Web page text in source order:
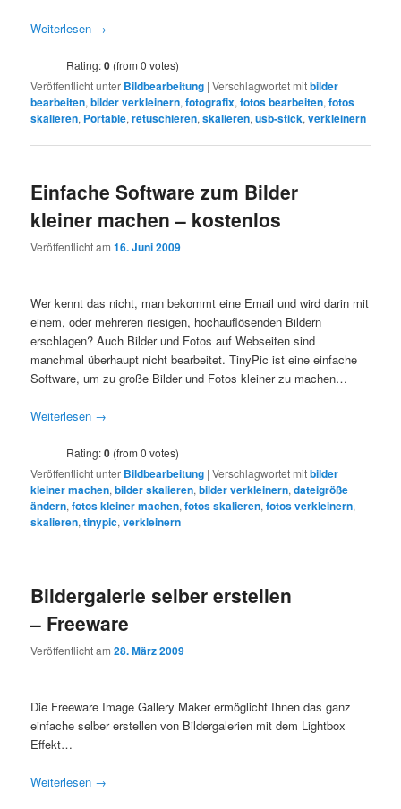
Weiterlesen →
Rating:0 (from 0 votes)
Veröffentlicht unter Bildbearbeitung |Verschlagwortet mitbilder
bearbeiten,bilder verkleinern,fotografix,fotos bearbeiten,fotos
skalieren, Portable,retuschieren,skalieren,usb-stick,verkleinern
Einfache Software zum Bilder
kleiner machen – kostenlos
Veröffentlicht am16. Juni 2009
Wer kennt das nicht, man bekommt eine Email und wird darin mit
einem, oder mehreren riesigen, hochauflösenden Bildern
erschlagen? Auch Bilder und Fotos auf Webseiten sind
manchmal überhaupt nicht bearbeitet. TinyPic ist eine einfache
Software, um zu große Bilder und Fotos kleiner zu machen…
Weiterlesen →
Rating:0 (from 0 votes)
Veröffentlicht unter Bildbearbeitung |Verschlagwortet mitbilder
kleiner machen,bilder skalieren,bilder verkleinern,dateigröße
ändern,fotos kleiner machen,fotos skalieren,fotos verkleinern,
skalieren,tinypic,verkleinern
Bildergalerie selber erstellen
– Freeware
Veröffentlicht am28. März 2009
Die Freeware Image Gallery Maker ermöglicht Ihnen das ganz
einfache selber erstellen von Bildergalerien mit dem Lightbox
Effekt…
Weiterlesen →